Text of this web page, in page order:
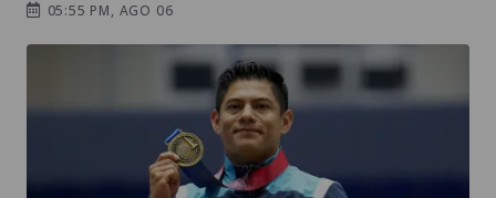
05:55 PM, AGO 06